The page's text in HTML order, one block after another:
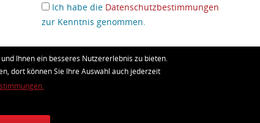
Ich habe die Datenschutzbestimmungen
zur Kenntnis genommen.
beschrieben
Ihnen ein besseres Nutzererlebnis zu bieten.
dort können Sie Ihre Auswahl auch jederzeit